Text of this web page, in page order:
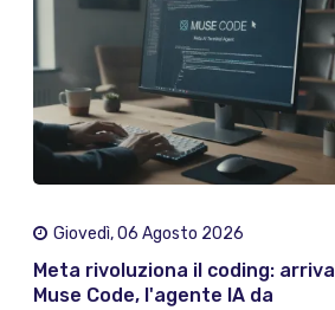
Giovedì, 06 Agosto 2026
Meta rivoluziona il coding: arriva
Muse Code, l'agente IA da